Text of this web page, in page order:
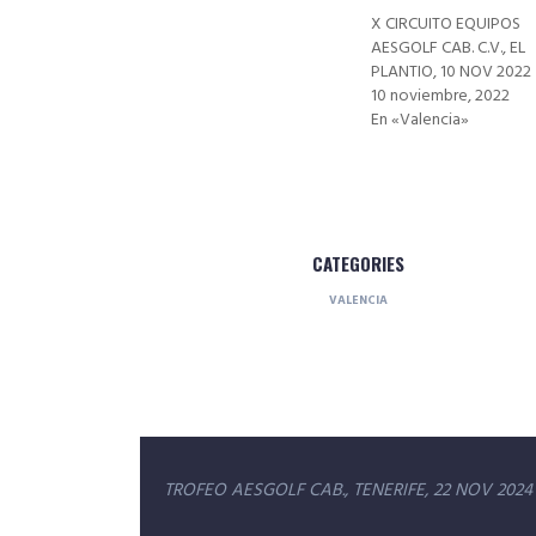
X CIRCUITO EQUIPOS
AESGOLF CAB. C.V., EL
PLANTIO, 10 NOV 2022
10 noviembre, 2022
En «Valencia»
CATEGORIES
VALENCIA
Navegación
TROFEO AESGOLF CAB., TENERIFE, 22 NOV 2024